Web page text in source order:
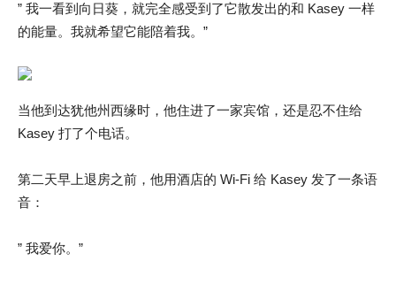
” 我一看到向日葵，就完全感受到了它散发出的和 Kasey 一样
的能量。我就希望它能陪着我。”
当他到达犹他州西缘时，他住进了一家宾馆，还是忍不住给
Kasey 打了个电话。
第二天早上退房之前，他用酒店的 Wi-Fi 给 Kasey 发了一条语
音：
” 我爱你。”